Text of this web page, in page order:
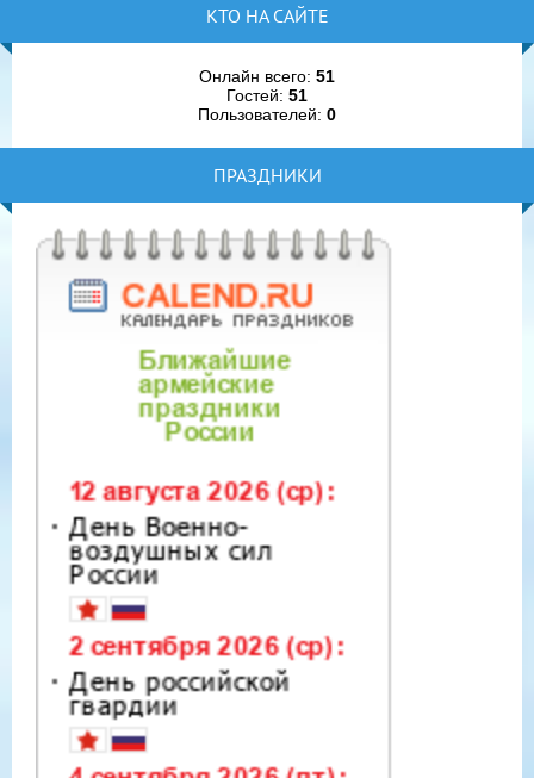
КТО НА САЙТЕ
Онлайн всего: 51
Гостей: 51
Пользователей: 0
ПРАЗДНИКИ